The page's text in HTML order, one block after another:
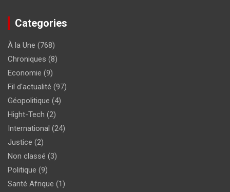
Categories
À la Une (768)
Chroniques (8)
Economie (9)
Fil d'actualité (97)
Géopolitique (4)
Hight-Tech (2)
International (24)
Justice (2)
Non classé (3)
Politique (9)
Santé Afrique (1)